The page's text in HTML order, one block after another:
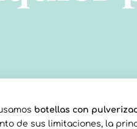
botellas con
de sus limitaciones, la